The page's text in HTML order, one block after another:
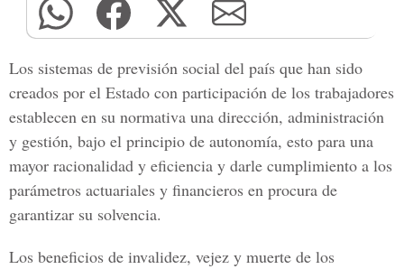
Los sistemas de previsión social del país que han sido
creados por el Estado con participación de los trabajadores
establecen en su normativa una dirección, administración
y gestión, bajo el principio de autonomía, esto para una
mayor racionalidad y eficiencia y darle cumplimiento a los
parámetros actuariales y financieros en procura de
garantizar su solvencia.
Los beneficios de invalidez, vejez y muerte de los